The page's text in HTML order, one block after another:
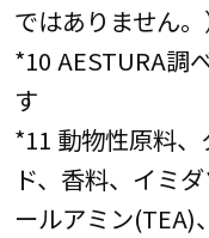
ではありません。
*10 AESTURA調
す
*11 動物性原料、
ド、香料、イミ
ールアミン(TEA)